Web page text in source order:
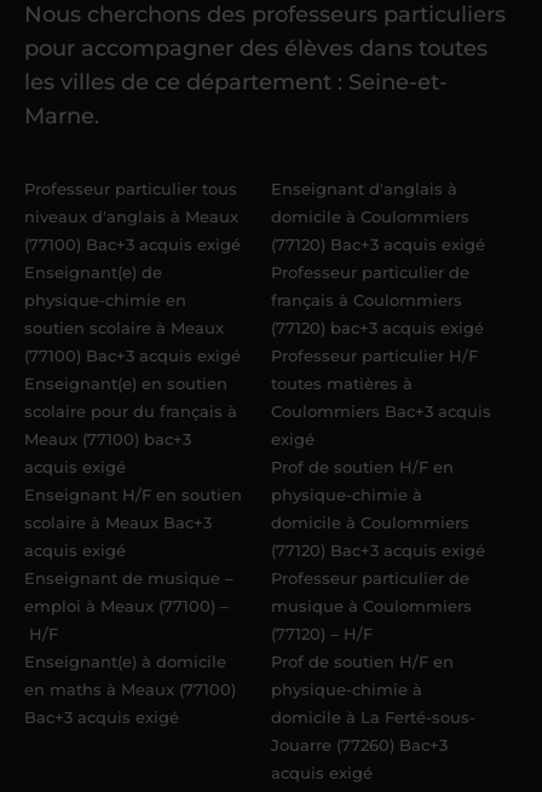
Une fois ma candidature validée,mon
référent me confie mes premiers
élèves dans un délai de 6 jours
maximum
Nous cherchons des professeurs particuliers
pour accompagner des élèves dans toutes
les villes de ce département : Seine-et-
Marne.
Professeur particulier tous
niveaux d'anglais à Meaux
(77100) Bac+3 acquis exigé
Enseignant(e) de
physique-chimie en
soutien scolaire à Meaux
(77100) Bac+3 acquis exigé
Enseignant(e) en soutien
scolaire pour du français à
Meaux (77100) bac+3
acquis exigé
Enseignant H/F en soutien
scolaire à Meaux Bac+3
acquis exigé
Enseignant de musique –
emploi à Meaux (77100) –
H/F
Enseignant(e) à domicile
en maths à Meaux (77100)
Bac+3 acquis exigé
Enseignant d'anglais à
domicile à Coulommiers
(77120) Bac+3 acquis exigé
Professeur particulier de
français à Coulommiers
(77120) bac+3 acquis exigé
Professeur particulier H/F
toutes matières à
Coulommiers Bac+3 acquis
exigé
Prof de soutien H/F en
physique-chimie à
domicile à Coulommiers
(77120) Bac+3 acquis exigé
Professeur particulier de
musique à Coulommiers
(77120) – H/F
Prof de soutien H/F en
physique-chimie à
domicile à La Ferté-sous-
Jouarre (77260) Bac+3
acquis exigé